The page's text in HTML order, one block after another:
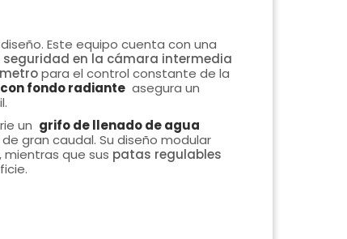
Este equipo cuenta con una
en la cámara intermedia
para el control constante de la
fondo radiante asegura un
un grifo de llenado de agua
de gran caudal. Su diseño modular
que sus patas regulables